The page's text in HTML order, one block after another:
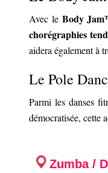
Avec le Body
chorégraphies
aidera également à
Le Pole
Parmi les danses
démocratisée, cette
Zumba /